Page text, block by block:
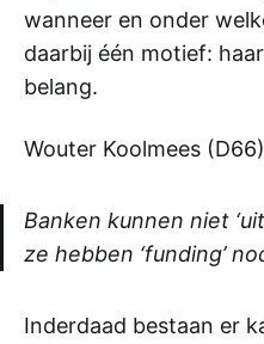
wanneer en onder
daarbij één motief:
belang.
Wouter Koolmees
Banken kunnen niet
ze hebben ‘funding’
Inderdaad bestaan er